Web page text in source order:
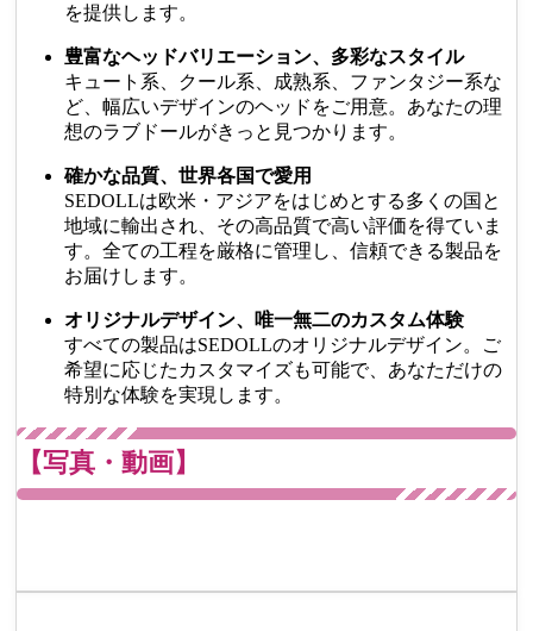
を提供します。
豊富なヘッドバリエーション、多彩なスタイル
キュート系、クール系、成熟系、ファンタジー系な
ど、幅広いデザインのヘッドをご用意。あなたの理
想のラブドールがきっと見つかります。
確かな品質、世界各国で愛用
SEDOLLは欧米・アジアをはじめとする多くの国と
地域に輸出され、その高品質で高い評価を得ていま
す。全ての工程を厳格に管理し、信頼できる製品を
お届けします。
オリジナルデザイン、唯一無二のカスタム体験
すべての製品はSEDOLLのオリジナルデザイン。ご
希望に応じたカスタマイズも可能で、あなただけの
特別な体験を実現します。
【写真・動画】